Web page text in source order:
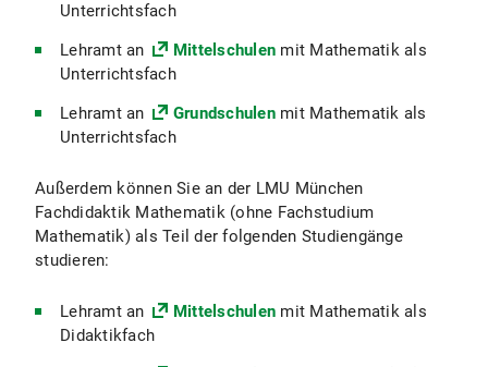
Unterrichtsfach
Lehramt an
Mittelschulen mit Mathematik als
Unterrichtsfach
Lehramt an
Grundschulenmit Mathematik als
Unterrichtsfach
Außerdem können Sie an der LMU München
Fachdidaktik Mathematik (ohne Fachstudium
Mathematik) als Teil der folgenden Studiengänge
studieren:
Lehramt an Mittelschulen mit Mathematik als
Didaktikfach